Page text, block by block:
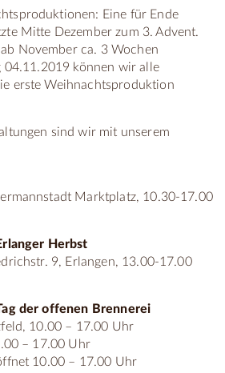
Eine für Ende
Mitte Dezember zum 3. Advent.
November ca. 3 Wochen
04.11.2019 können wir alle
erste Weihnachtsproduktion
sind wir mit unserem
Marktplatz, 10.30-17.00
Herbst
9, Erlangen, 13.00-17.00
der offenen Brennerei
10.00 – 17.00 Uhr
– 17.00 Uhr
10.00 – 17.00 Uhr